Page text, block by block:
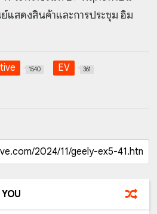
แสดงสินค้าและการประชุม อิม
1540 EV 361